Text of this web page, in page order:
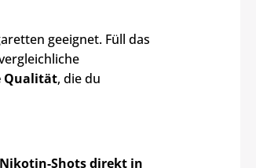
geeignet. Füll das
Qualität, die du
Nikotin-Shots direkt in